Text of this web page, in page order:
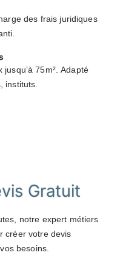
des frais juridiques
jusqu’à 75m². Adapté
instituts.
Gratuit
notre expert métiers
créer votre devis
besoins.